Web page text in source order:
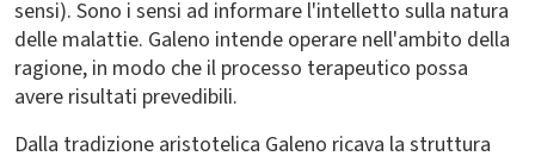
sensi). Sono i sensi ad informare l'intelletto sulla natura
delle malattie. Galeno intende operare nell'ambito della
ragione, in modo che il processo terapeutico possa
avere risultati prevedibili.
Dalla tradizione aristotelica Galeno ricava la struttura